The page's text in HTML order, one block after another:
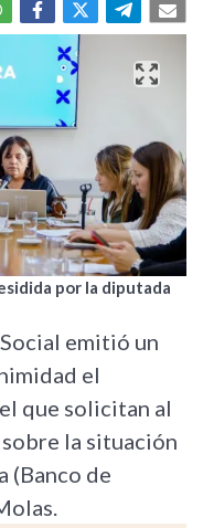
por la diputada
emitió un
el
que solicitan al
la situación
(Banco de